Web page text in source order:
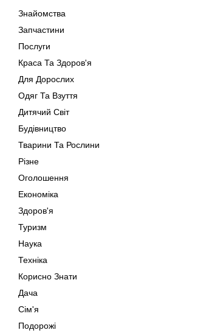
Знайомства
Запчастини
Послуги
Краса Та Здоров'я
Для Дорослих
Одяг Та Взуття
Дитячий Світ
Будівництво
Тварини Та Рослини
Різне
Оголошення
Економіка
Здоров'я
Туризм
Наука
Техніка
Корисно Знати
Дача
Сім'я
Подорожі